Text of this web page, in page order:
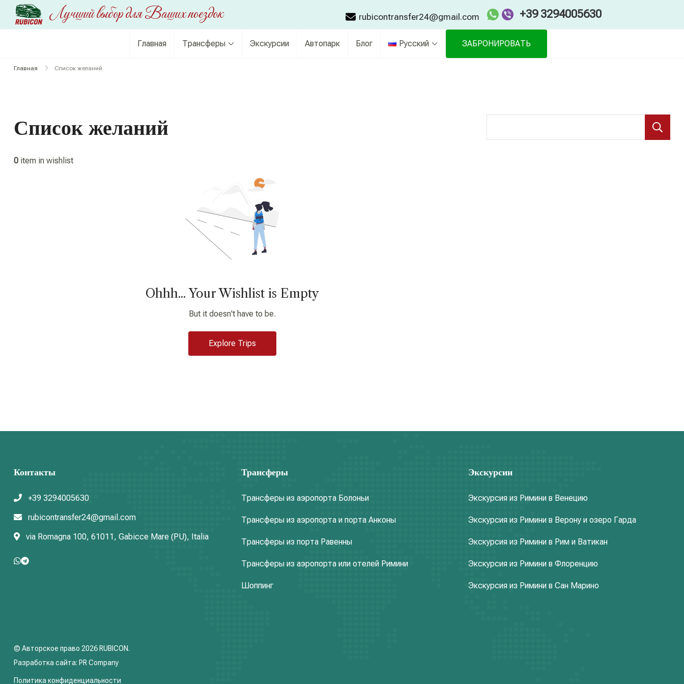
Перейти
RUBICON
Лучший выбор для Ваших поездок rubicontransfer24@gmail.com +39 3294005630
Главная Трансферы Экскурсии Автопарк Блог Русский ЗАБРОНИРОВАТЬ
Главная Список желаний
Список желаний
0 item in wishlist
Ohhh... Your Wishlist is Empty
But it doesn't have to be.
Explore Trips
Контакты
+39 3294005630
rubicontransfer24@gmail.com
via Romagna 100, 61011, Gabicce Mare (PU), Italia
Трансферы
Трансферы из аэропорта Болоньи
Трансферы из аэропорта и порта Анконы
Трансферы из порта Равенны
Трансферы из аэропорта или отелей Римини
Шоппинг
Экскурсии
Экскурсия из Римини в Венецию
Экскурсия из Римини в Верону и озеро Гарда
Экскурсия из Римини в Рим и Ватикан
Экскурсия из Римини в Флоренцию
Экскурсия из Римини в Сан Марино
© Авторское право 2026RUBICON.
Разработка сайта: PR Company
Политика конфиденциальности